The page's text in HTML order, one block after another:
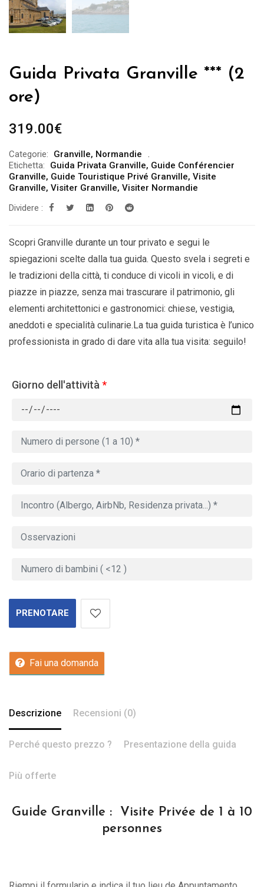
Guida Privata Granville *** (2
ore)
319.00€
Categorie: Granville, Normandie
Etichetta:
Guida Privata Granville, Guide Conférencier
Granville, Guide Touristique Privé Granville, Visite
Granville, Visiter Granville, Visiter Normandie
Dividere :
Scopri Granville durante un tour privato e segui le
spiegazioni scelte dalla tua guida. Questo svela i segreti e
le tradizioni della città, ti conduce di vicoli in vicoli, e di
piazze in piazze, senza mai trascurare il patrimonio, gli
elementi architettonici e gastronomici: chiese, vestigia,
aneddoti e specialità culinarie.La tua guida turistica è l’unico
professionista in grado di dare vita alla tua visita: seguilo!
Giorno dell'attività *
PRENOTARE
Fai una domanda
Descrizione Recensioni (0)
Perché questo prezzo ? Presentazione della guida
Più offerte
Guide Granville : Visite Privée de 1 à 10
personnes